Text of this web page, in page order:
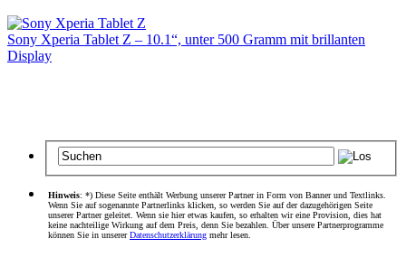
Sony Xperia Tablet Z – 10.1“, unter 500 Gramm mit brillanten
Display
Hinweis: *) Diese Seite enthält Werbung unserer Partner in Form von Banner und Textlinks.
Wenn Sie auf sogenannte Partnerlinks klicken, so werden Sie auf der dazugehörigen Seite
unserer Partner geleitet. Wenn sie hier etwas kaufen, so erhalten wir eine Provision, dies hat
keine nachteilige Wirkung auf dem Preis, denn Sie bezahlen. Über unsere Partnerprogramme
können Sie in unsererDatenschutzerklärung mehr lesen.